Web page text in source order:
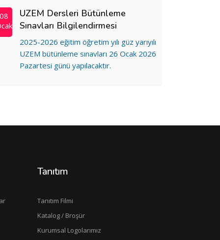
08
UZEM Dersleri Bütünleme
Sınavları Bilgilendirmesi
2025-2026 eğitim öğretim yılı güz yarıyılı
UZEM bütünleme sınavları 26 Ocak 2026
Pazartesi günü yapılacaktır.
Tanıtım
Tanıtım Filmi
Katalog / Broşür
Kurumsal Logolarımız